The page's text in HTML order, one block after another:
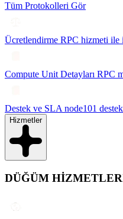
Tüm Protokolleri Gör
Ücretlendirme RPC hizmeti ile
Compute Unit Detayları RPC
Destek ve SLA node101
Hizmetler
DÜĞÜM